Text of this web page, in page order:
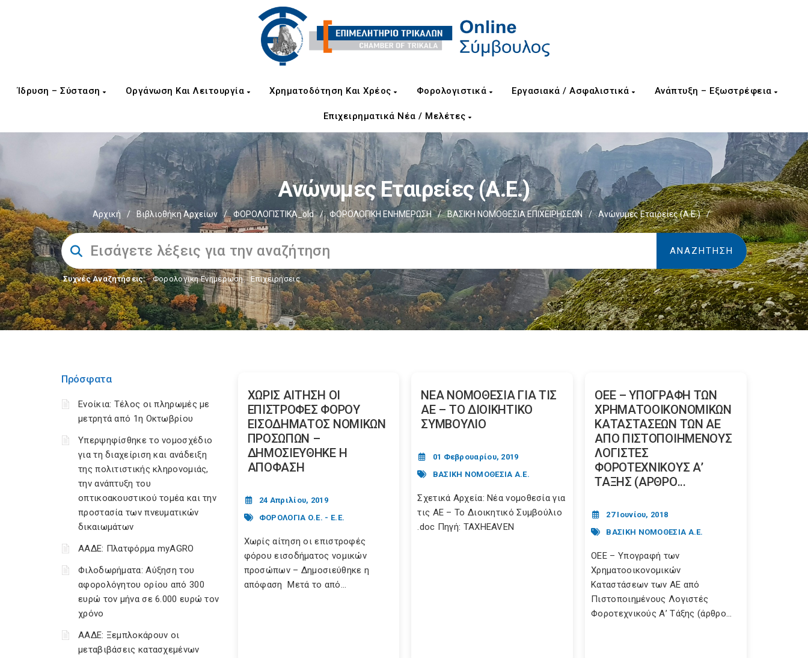
Ίδρυση – Σύσταση Οργάνωση Και Λειτουργία Χρηματοδότηση Και Χρέος Φορολογιστικά Εργασιακά / Ασφαλιστικά Ανάπτυξη – Εξωστρέφεια
Επιχειρηματικά Νέα / Μελέτες
Ανώνυμες Εταιρείες (Α.Ε.)
Αρχική / Βιβλιοθήκη Αρχείων / ΦΟΡΟΛΟΓΙΣΤΙΚΑ_old / ΦΟΡΟΛΟΓΙΚΗ ΕΝΗΜΕΡΩΣΗ / ΒΑΣΙΚΗ ΝΟΜΟΘΕΣΙΑ ΕΠΙΧΕΙΡΗΣΕΩΝ / Ανώνυμες Εταιρείες (Α.Ε.) /
Συχνές Αναζητήσεις: Φορολογικη Ενημέρωση, Επιχειρήσεις
Πρόσφατα
Ενοίκια: Τέλος οι πληρωμές με
μετρητά από 1η Οκτωβρίου
Υπερψηφίσθηκε το νομοσχέδιο
για τη διαχείριση και ανάδειξη
της πολιτιστικής κληρονομιάς,
την ανάπτυξη του
οπτικοακουστικού τομέα και την
προστασία των πνευματικών
δικαιωμάτων
ΑΑΔΕ: Πλατφόρμα myAGRO
Φιλοδωρήματα: Αύξηση του
αφορολόγητου ορίου από 300
ευρώ τον μήνα σε 6.000 ευρώ τον
χρόνο
ΑΑΔΕ: Ξεμπλοκάρουν οι
μεταβιβάσεις κατασχεμένων
ΧΩΡΙΣ ΑΙΤΗΣΗ ΟΙ
ΕΠΙΣΤΡΟΦΕΣ ΦΟΡΟΥ
ΕΙΣΟΔΗΜΑΤΟΣ ΝΟΜΙΚΩΝ
ΠΡΟΣΩΠΩΝ –
ΔΗΜΟΣΙΕΥΘΗΚΕ Η
ΑΠΟΦΑΣΗ
24 Απριλίου, 2019
ΦΟΡΟΛΟΓΙΑ Ο.Ε. - Ε.Ε.
Χωρίς αίτηση οι επιστροφές
φόρου εισοδήματος νομικών
προσώπων – Δημοσιεύθηκε η
απόφαση Μετά το από...
ΝΕΑ ΝΟΜΟΘΕΣΙΑ ΓΙΑ ΤΙΣ
ΑΕ – ΤΟ ΔΙΟΙΚΗΤΙΚΟ
ΣΥΜΒΟΥΛΙΟ
01 Φεβρουαρίου, 2019
ΒΑΣΙΚΗ ΝΟΜΟΘΕΣΙΑ Α.Ε.
Σχετικά Αρχεία: Νέα νομοθεσία για
τις ΑΕ – Το Διοικητικό Συμβούλιο
.doc Πηγή: TAXHEAVEN
ΟΕΕ – ΥΠΟΓΡΑΦΗ ΤΩΝ
ΧΡΗΜΑΤΟΟΙΚΟΝΟΜΙΚΩΝ
ΚΑΤΑΣΤΑΣΕΩΝ ΤΩΝ ΑΕ
ΑΠΟ ΠΙΣΤΟΠΟΙΗΜΕΝΟΥΣ
ΛΟΓΙΣΤΕΣ
ΦΟΡΟΤΕΧΝΙΚΟΥΣ Α’
ΤΑΞΗΣ (ΑΡΘΡΟ...
27 Ιουνίου, 2018
ΒΑΣΙΚΗ ΝΟΜΟΘΕΣΙΑ Α.Ε.
ΟΕΕ – Υπογραφή των
Χρηματοοικονομικών
Καταστάσεων των ΑΕ από
Πιστοποιημένους Λογιστές
Φοροτεχνικούς Α’ Τάξης (άρθρο...